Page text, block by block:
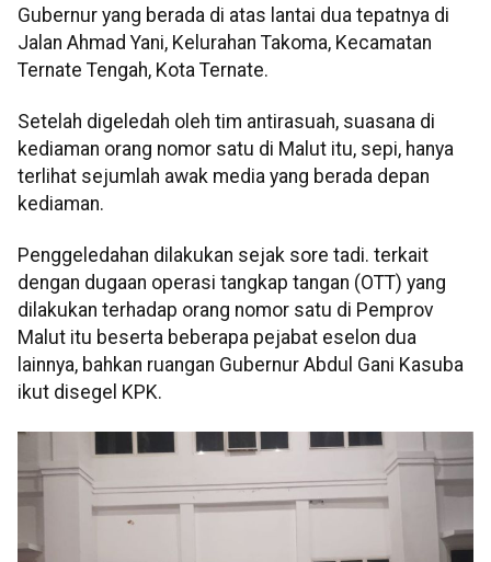
Gubernur yang berada di atas lantai dua tepatnya di
Jalan Ahmad Yani, Kelurahan Takoma, Kecamatan
Ternate Tengah, Kota Ternate.
Setelah digeledah oleh tim antirasuah, suasana di
kediaman orang nomor satu di Malut itu, sepi, hanya
terlihat sejumlah awak media yang berada depan
kediaman.
Penggeledahan dilakukan sejak sore tadi. terkait
dengan dugaan operasi tangkap tangan (OTT) yang
dilakukan terhadap orang nomor satu di Pemprov
Malut itu beserta beberapa pejabat eselon dua
lainnya, bahkan ruangan Gubernur Abdul Gani Kasuba
ikut disegel KPK.